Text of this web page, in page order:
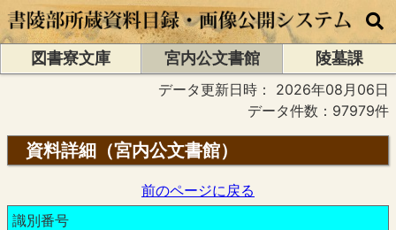
図書寮文庫 宮内公文書館
陵墓課
データ更新日時： 2026年08月06日
データ件数：97979件
資料詳細（宮内公文書館）
前のページに戻る
識別番号